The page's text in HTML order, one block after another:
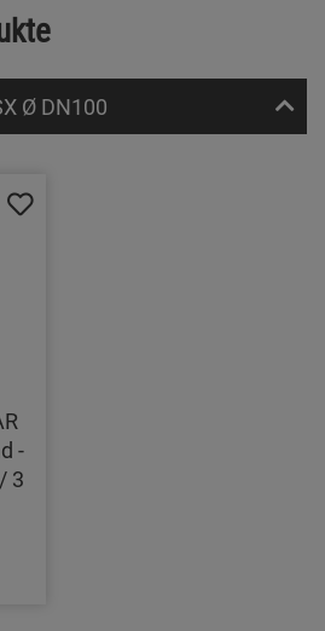
Ø DN100
-
3